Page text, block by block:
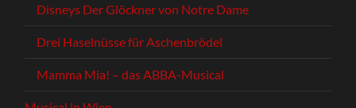
Disneys Der Glöckner von Notre Dame
Drei Haselnüsse für Aschenbrödel
Mamma Mia! – das ABBA-Musical